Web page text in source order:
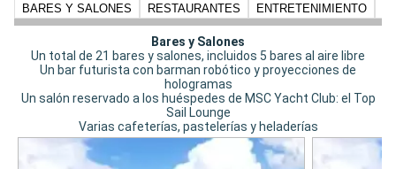
BARES Y SALONES RESTAURANTES ENTRETENIMIENTO
Bares y Salones
Un total de 21 bares y salones, incluidos 5 bares al aire libre
Un bar futurista con barman robótico y proyecciones de
hologramas
Un salón reservado a los huéspedes de MSC Yacht Club: el Top
Sail Lounge
Varias cafeterías, pastelerías y heladerías